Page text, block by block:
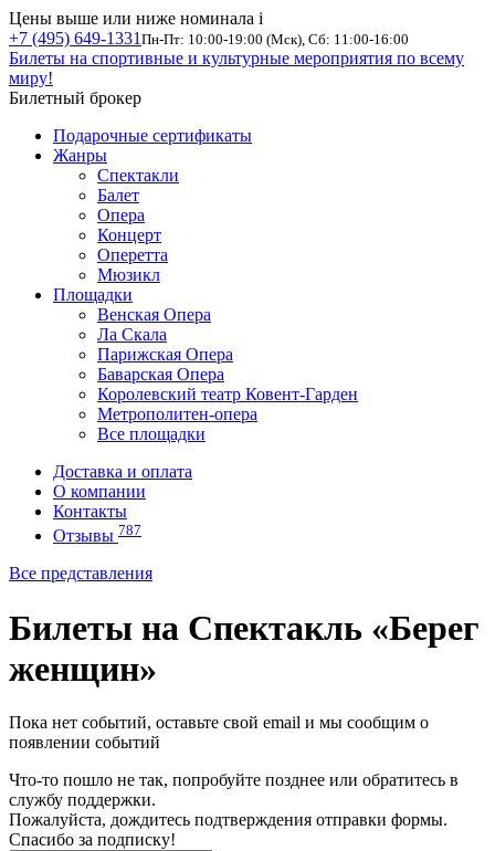
Цены выше или ниже номинала i
+7 (495) 649-1331 Пн-Пт: 10:00-19:00 (Мск), Сб: 11:00-16:00
Билеты на спортивные и культурные мероприятия по всему
миру!
Билетный брокер
Подарочные сертификаты
Жанры
Спектакли
Балет
Опера
Концерт
Оперетта
Мюзикл
Площадки
Венская Опера
Ла Скала
Парижская Опера
Баварская Опера
Королевский театр Ковент-Гарден
Метрополитен-опера
Все площадки
Доставка и оплата
О компании
Контакты
Отзывы 787
Все представления
Билеты на Спектакль «Берег
женщин»
Пока нет событий, оставьте свой email и мы сообщим о
появлении событий
Что-то пошло не так, попробуйте позднее или обратитесь в
службу поддержки.
Пожалуйста, дождитесь подтверждения отправки формы.
Спасибо за подписку!